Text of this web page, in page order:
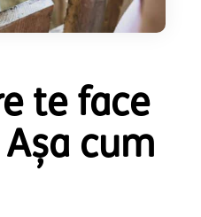
te face
cum